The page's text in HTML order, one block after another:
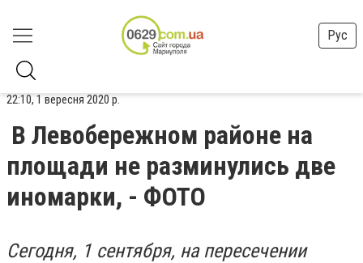
Рус
22:10, 1 вересня 2020 р.
В Левобережном районе на
площади не разминулись две
иномарки, - ФОТО
Сегодня, 1 сентября, на пересечении